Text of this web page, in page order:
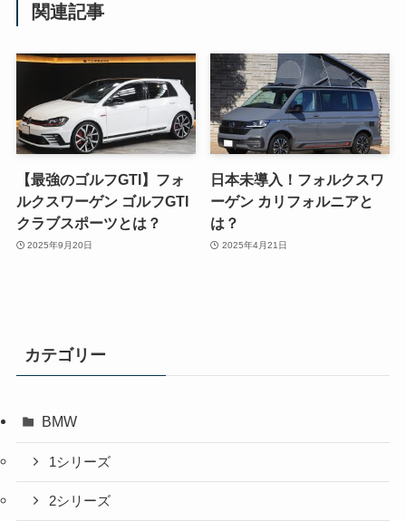
関連記事
【最強のゴルフGTI】フォ
ルクスワーゲン ゴルフGTI
クラブスポーツとは？
2025年9月20日
日本未導入！フォルクスワ
ーゲン カリフォルニアと
は？
2025年4月21日
カテゴリー
BMW
1シリーズ
2シリーズ